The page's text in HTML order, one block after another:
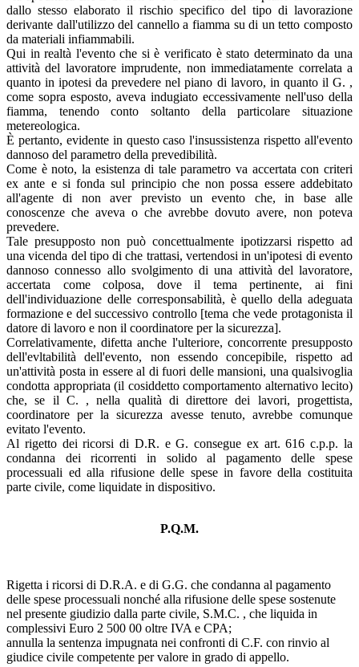
dallo stesso elaborato il rischio specifico del tipo di lavorazione
derivante dall'utilizzo del cannello a fiamma su di un tetto composto
da materiali infiammabili.
Qui in realtà l'evento che si è verificato è stato determinato da una
attività del lavoratore imprudente, non immediatamente correlata a
quanto in ipotesi da prevedere nel piano di lavoro, in quanto il G. ,
come sopra esposto, aveva indugiato eccessivamente nell'uso della
fiamma, tenendo conto soltanto della particolare situazione
metereologica.
È pertanto, evidente in questo caso l'insussistenza rispetto all'evento
dannoso del parametro della prevedibilità.
Come è noto, la esistenza di tale parametro va accertata con criteri
ex ante e si fonda sul principio che non possa essere addebitato
all'agente di non aver previsto un evento che, in base alle
conoscenze che aveva o che avrebbe dovuto avere, non poteva
prevedere.
Tale presupposto non può concettualmente ipotizzarsi rispetto ad
una vicenda del tipo di che trattasi, vertendosi in un'ipotesi di evento
dannoso connesso allo svolgimento di una attività del lavoratore,
accertata come colposa, dove il tema pertinente, ai fini
dell'individuazione delle corresponsabilità, è quello della adeguata
formazione e del successivo controllo [tema che vede protagonista il
datore di lavoro e non il coordinatore per la sicurezza].
Correlativamente, difetta anche l'ulteriore, concorrente presupposto
dell'evltabilità dell'evento, non essendo concepibile, rispetto ad
un'attività posta in essere al di fuori delle mansioni, una qualsivoglia
condotta appropriata (il cosiddetto comportamento alternativo lecito)
che, se il C. , nella qualità di direttore dei lavori, progettista,
coordinatore per la sicurezza avesse tenuto, avrebbe comunque
evitato l'evento.
Al rigetto dei ricorsi di D.R. e G. consegue ex art. 616 c.p.p. la
condanna dei ricorrenti in solido al pagamento delle spese
processuali ed alla rifusione delle spese in favore della costituita
parte civile, come liquidate in dispositivo.
P.Q.M.
Rigetta i ricorsi di D.R.A. e di G.G. che condanna al pagamento
delle spese processuali nonché alla rifusione delle spese sostenute
nel presente giudizio dalla parte civile, S.M.C. , che liquida in
complessivi Euro 2 500 00 oltre IVA e CPA;
annulla la sentenza impugnata nei confronti di C.F. con rinvio al
giudice civile competente per valore in grado di appello.